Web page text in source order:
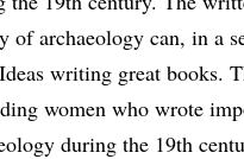
of archaeology can, in a
writing great books.
women who wrote
during the 19th